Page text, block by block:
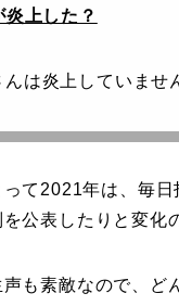
上した？
は炎上していませ
って2021年は、毎
公表したりと変化
も素敵なので、ど